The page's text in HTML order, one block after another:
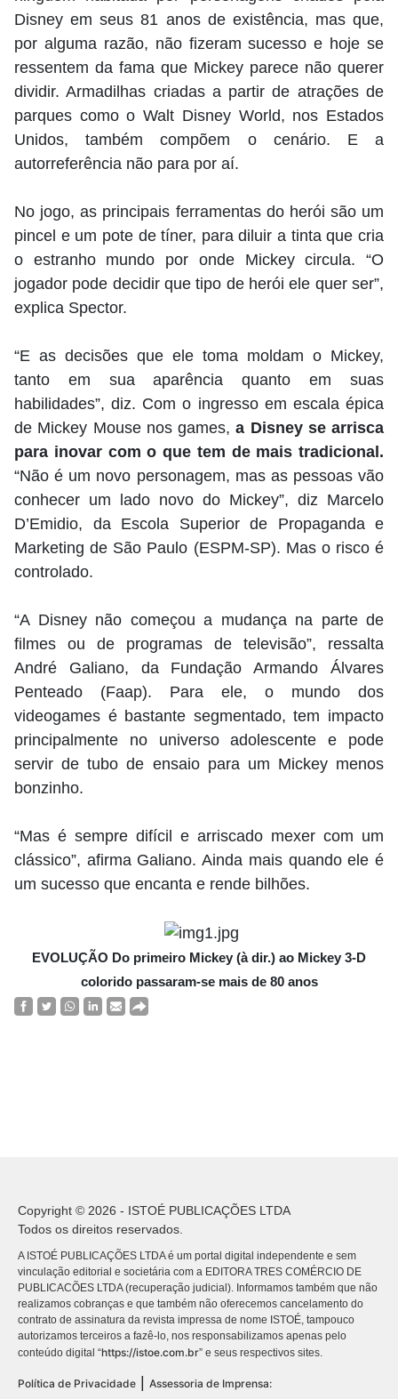
Disney em seus 81 anos de existência, mas que,
por alguma razão, não fizeram sucesso e hoje se
ressentem da fama que Mickey parece não querer
dividir. Armadilhas criadas a partir de atrações de
parques como o Walt Disney World, nos Estados
Unidos, também compõem o cenário. E a
autorreferência não para por aí.
No jogo, as principais ferramentas do herói são um
pincel e um pote de tíner, para diluir a tinta que cria
o estranho mundo por onde Mickey circula. “O
jogador pode decidir que tipo de herói ele quer ser”,
explica Spector.
“E as decisões que ele toma moldam o Mickey,
tanto em sua aparência quanto em suas
habilidades”, diz. Com o ingresso em escala épica
de Mickey Mouse nos games,a Disney se arrisca
para inovar com o que tem de mais tradicional.
“Não é um novo personagem, mas as pessoas vão
conhecer um lado novo do Mickey”, diz Marcelo
D’Emidio, da Escola Superior de Propaganda e
Marketing de São Paulo (ESPM-SP). Mas o risco é
controlado.
“A Disney não começou a mudança na parte de
filmes ou de programas de televisão”, ressalta
André Galiano, da Fundação Armando Álvares
Penteado (Faap). Para ele, o mundo dos
videogames é bastante segmentado, tem impacto
principalmente no universo adolescente e pode
servir de tubo de ensaio para um Mickey menos
bonzinho.
“Mas é sempre difícil e arriscado mexer com um
clássico”, afirma Galiano. Ainda mais quando ele é
um sucesso que encanta e rende bilhões.
EVOLUÇÃO Do primeiro Mickey (à dir.) ao Mickey 3-D
colorido passaram-se mais de 80 anos
Copyright © 2026 - ISTOÉ PUBLICAÇÕES LTDA
Todos os direitos reservados.
A ISTOÉ PUBLICAÇÕES LTDA é um portal digital independente e sem
vinculação editorial e societária com a EDITORA TRES COMÉRCIO DE
PUBLICACÕES LTDA (recuperação judicial). Informamos também que não
realizamos cobranças e que também não oferecemos cancelamento do
contrato de assinatura da revista impressa de nome ISTOÉ, tampouco
autorizamos terceiros a fazê-lo, nos responsabilizamos apenas pelo
conteúdo digital “https://istoe.com.br” e seus respectivos sites.
Política de Privacidade Assessoria de Imprensa: